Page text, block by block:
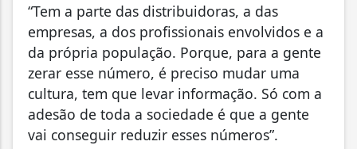
“Tem a parte das distribuidoras, a das
empresas, a dos profissionais envolvidos e a
da própria população. Porque, para a gente
zerar esse número, é preciso mudar uma
cultura, tem que levar informação. Só com a
adesão de toda a sociedade é que a gente
vai conseguir reduzir esses números”.